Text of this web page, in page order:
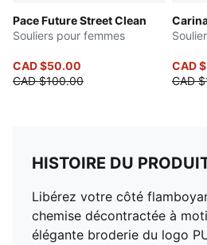
Pace Future Street Clean
Souliers pour femmes
CAD $50.00
CAD $100.00
CAD
CAD
HISTOIRE DU
Libérez votre côté
chemise décontractée à
élégante broderie du logo